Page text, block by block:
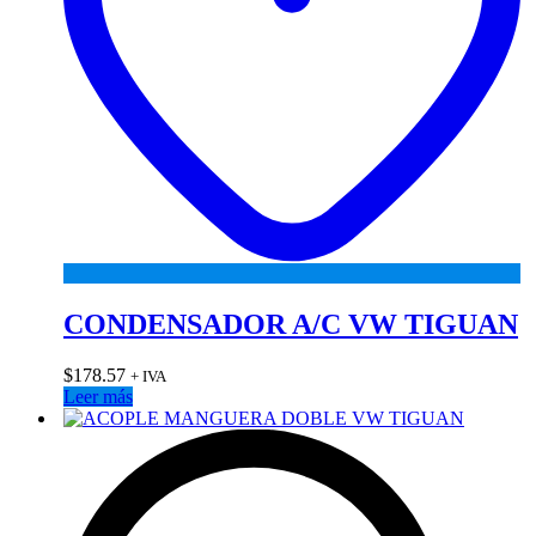
CONDENSADOR A/C VW TIGUAN
$178.57 + IVA
Leer más